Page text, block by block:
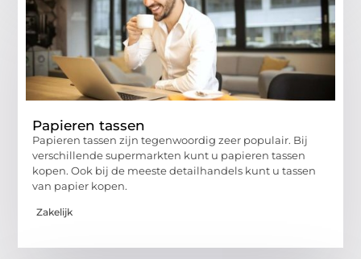
Papieren tassen
Papieren tassen zijn tegenwoordig zeer populair. Bij
verschillende supermarkten kunt u papieren tassen
kopen. Ook bij de meeste detailhandels kunt u tassen
van papier kopen.
Zakelijk